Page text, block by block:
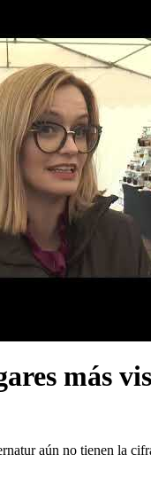
más
aún no tienen la